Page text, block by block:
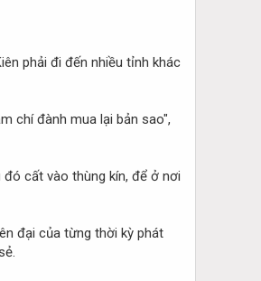
phải đi đến nhiều tỉnh khác
chí đành mua lại bản sao",
cất vào thùng kín, để ở nơi
đại của từng thời kỳ phát